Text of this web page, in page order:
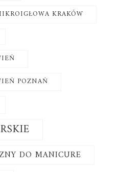
KRAKÓW
POZNAŃ
DO MANICURE